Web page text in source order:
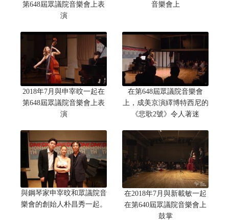
第648屆眾議院音樂會上表
演
音樂會上
2018年7月與申宰旼一起在
第648屆眾議院音樂會上表
演
在第648屆眾議院音樂會
上，成美京演繹博特西尼的
《悲歌2號》令人著迷
與鋼琴家申宰旼和眾議院音
樂會的創始人朴昌秀一起。
在2018年7月與新載敏一起
在第640屆眾議院音樂會上
鼓掌